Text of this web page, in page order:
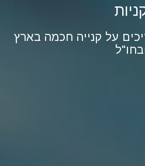
על קנייה חכמה בארץ